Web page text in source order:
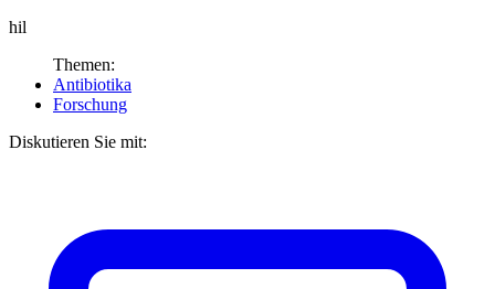
hil
Themen:
Antibiotika
Forschung
Diskutieren Sie mit: